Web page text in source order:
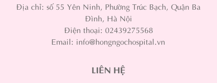
Địa chỉ: số 55 Yên Ninh, Phường Trúc Bạch, Quận Ba
Đình, Hà Nội
Điện thoại: 02439275568
Email: info@hongngochospital.vn
LIÊN HỆ